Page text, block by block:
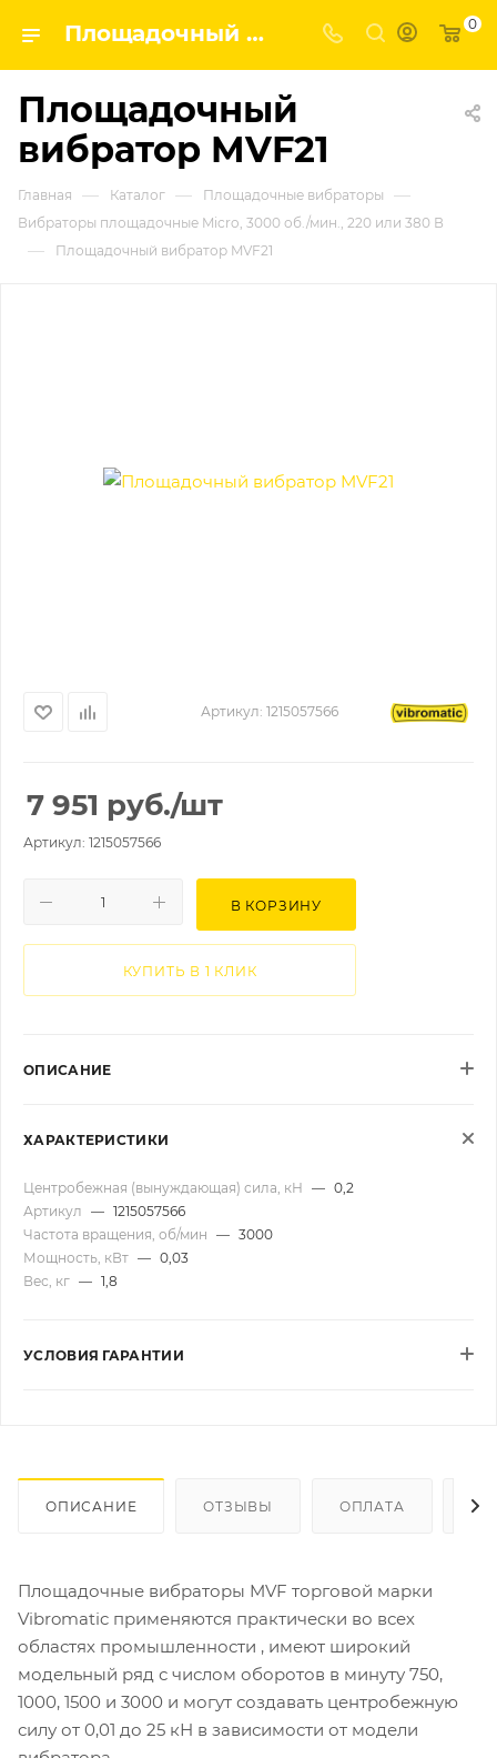
Площадочный вибратор MVF21 | Завод строительных и промышленных механизмов VPK 0
Площадочный
вибратор MVF21
Главная — Каталог — Площадочные вибраторы —
Вибраторы площадочные Micro, 3000 об./мин., 220 или 380 В
— Площадочный вибратор MVF21
Артикул: 1215057566
7 951 руб./шт
Артикул: 1215057566
В КОРЗИНУ
КУПИТЬ В 1 КЛИК
ОПИСАНИЕ
ХАРАКТЕРИСТИКИ
Центробежная (вынуждающая) сила, кН — 0,2
Артикул — 1215057566
Частота вращения, об/мин — 3000
Мощность, кВт — 0,03
Вес, кг — 1,8
УСЛОВИЯ ГАРАНТИИ
ОПИСАНИЕ ОТЗЫВЫ ОПЛАТА
Площадочные вибраторы MVF торговой марки
Vibromatic применяются практически во всех
областях промышленности , имеют широкий
модельный ряд с числом оборотов в минуту 750,
1000, 1500 и 3000 и могут создавать центробежную
силу от 0,01 до 25 кН в зависимости от модели